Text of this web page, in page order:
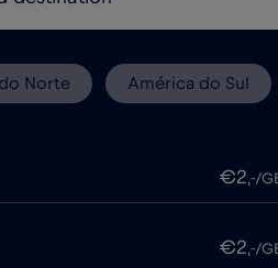
Norte América do Sul
€2,-/
€2,-/